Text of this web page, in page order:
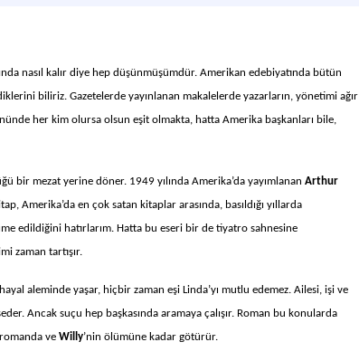
nasıl kalır diye hep düşünmüşümdür. Amerikan edebiyatında bütün
biliriz. Gazetelerde yayınlanan makalelerde yazarların, yönetimi ağır
her kim olursa olsun eşit olmakta, hatta Amerika başkanları bile,
bir mezat yerine döner. 1949 yılında Amerika’da yayımlanan Arthur
Amerika’da en çok satan kitaplar arasında, basıldığı yıllarda
edildiğini hatırlarım. Hatta bu eseri bir de tiyatro sahnesine
zaman tartışır.
aleminde yaşar, hiçbir zaman eşi Linda’yı mutlu edemez. Ailesi, işi ve
Ancak suçu hep başkasında aramaya çalışır. Roman bu konularda
ve Willy’nin ölümüne kadar götürür.